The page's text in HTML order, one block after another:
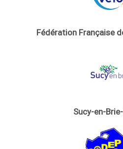
Fédération Française
Sucy-en-